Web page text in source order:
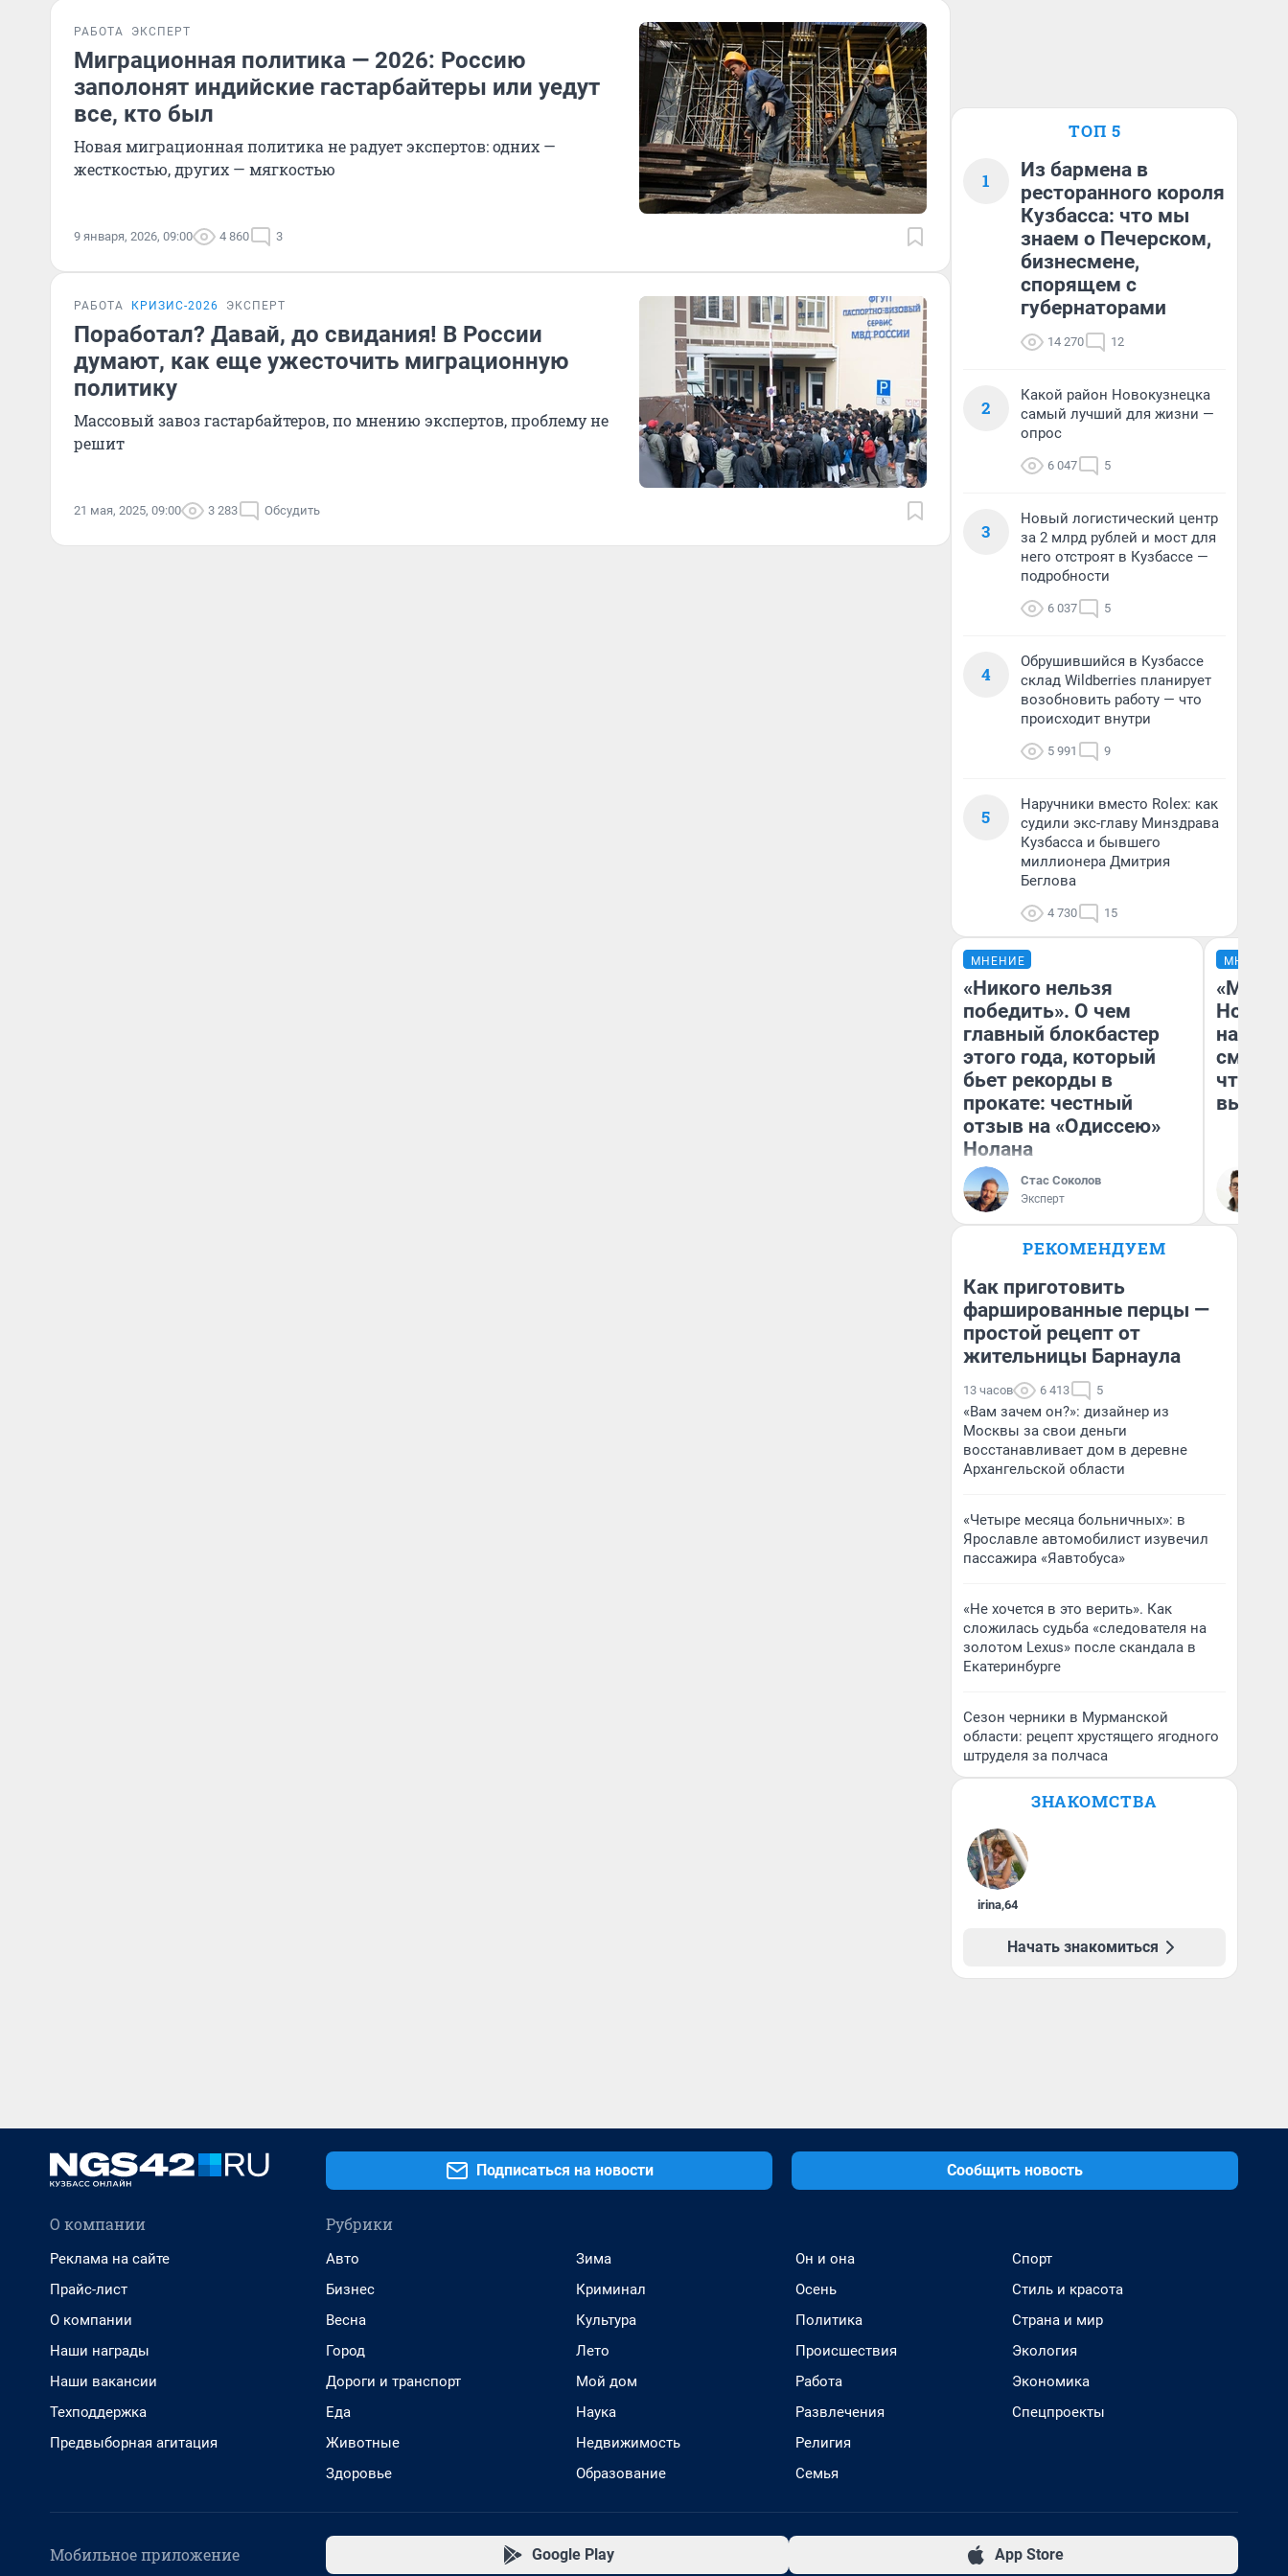
РАБОТА ЭКСПЕРТ
Миграционная политика — 2026: Россию
заполонят индийские гастарбайтеры или уедут
все, кто был
Новая миграционная политика не радует экспертов: одних —
жесткостью, других — мягкостью
9 января, 2026, 09:00 4 860 3
РАБОТА КРИЗИС-2026 ЭКСПЕРТ
Поработал? Давай, до свидания! В России
думают, как еще ужесточить миграционную
политику
Массовый завоз гастарбайтеров, по мнению экспертов, проблему не
решит
21 мая, 2025, 09:00 3 283 Обсудить
ТОП 5
1
Из бармена в
ресторанного короля
Кузбасса: что мы
знаем о Печерском,
бизнесмене,
спорящем с
губернаторами
14 270 12
2
Какой район Новокузнецка
самый лучший для жизни —
опрос
6 047 5
3
Новый логистический центр
за 2 млрд рублей и мост для
него отстроят в Кузбассе —
подробности
6 037 5
4
Обрушившийся в Кузбассе
склад Wildberries планирует
возобновить работу — что
происходит внутри
5 991 9
5
Наручники вместо Rolex: как
судили экс-главу Минздрава
Кузбасса и бывшего
миллионера Дмитрия
Беглова
4 730 15
МНЕНИЕ
«Никого нельзя
победить». О чем
главный блокбастер
этого года, который
бьет рекорды в
прокате: честный
отзыв на «Одиссею»
Нолана
Стас Соколов
Эксперт
МНЕНИЕ
«Мы
чтобы
РЕКОМЕНДУЕМ
Как приготовить
фаршированные перцы —
простой рецепт от
жительницы Барнаула
13 часов 6 413 5
«Вам зачем он?»: дизайнер из
Москвы за свои деньги
восстанавливает дом в деревне
Архангельской области
«Четыре месяца больничных»: в
Ярославле автомобилист изувечил
пассажира «Яавтобуса»
«Не хочется в это верить». Как
сложилась судьба «следователя на
золотом Lexus» после скандала в
Екатеринбурге
Сезон черники в Мурманской
области: рецепт хрустящего ягодного
штруделя за полчаса
ЗНАКОМСТВА
irina,64
Начать знакомиться
Подписаться на новости Сообщить новость
О компании
Реклама на сайте
Прайс-лист
О компании
Наши награды
Наши вакансии
Техподдержка
Предвыборная агитация
Рубрики
Авто
Бизнес
Весна
Город
Дороги и транспорт
Еда
Животные
Здоровье
Зима
Криминал
Культура
Лето
Мой дом
Наука
Недвижимость
Образование
Он и она
Осень
Политика
Происшествия
Работа
Развлечения
Религия
Семья
Спорт
Стиль и красота
Страна и мир
Экология
Экономика
Спецпроекты
Мобильное приложение Google Play App Store